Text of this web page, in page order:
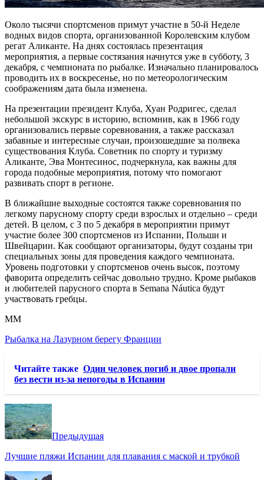
Около тысячи спортсменов примут участие в 50-й Неделе
водных видов спорта, организованной Королевским клубом
регат Аликанте. На днях состоялась презентация
мероприятия, а первые состязания начнутся уже в субботу, 3
декабря, с чемпионата по рыбалке. Изначально планировалось
проводить их в воскресенье, но по метеорологическим
соображениям дата была изменена.
На презентации президент Клуба, Хуан Родригес, сделал
небольшой экскурс в историю, вспомнив, как в 1966 году
организовались первые соревнования, а также рассказал
забавные и интересные случаи, произошедшие за полвека
существования Клуба. Советник по спорту и туризму
Аликанте, Эва Монтесинос, подчеркнула, как важны для
города подобные мероприятия, потому что помогают
развивать спорт в регионе.
В ближайшие выходные состоятся также соревнования по
легкому парусному спорту среди взрослых и отдельно – среди
детей. В целом, с 3 по 5 декабря в мероприятии примут
участие более 300 спортсменов из Испании, Польши и
Швейцарии. Как сообщают организаторы, будут созданы три
специальных зоны для проведения каждого чемпионата.
Уровень подготовки у спортсменов очень высок, поэтому
фаворита определить сейчас довольно трудно. Кроме рыбаков
и любителей парусного спорта в Semana Náutica будут
участвовать гребцы.
ММ
Рыбалка на Лазурном берегу Франции
Читайте также Один человек погиб и двое пропали
без вести из-за непогоды в Испании
Предыдущая
Лучшие пляжи Испании для плавания с маской и трубкой